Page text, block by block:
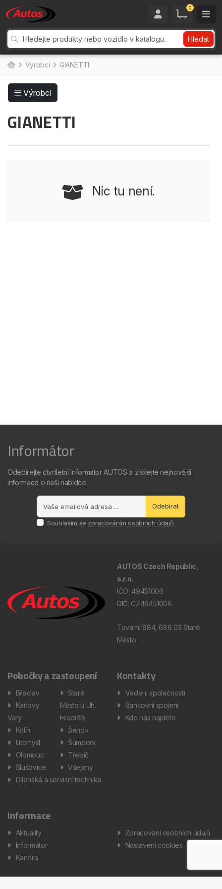
0
Hledat
Výrobci GIANETTI
Výrobci
GIANETTI
Nic tu není.
Informátor
Odebírejte čtvrtletní Informátor AUTOS a získejte nejnovější
informace o naší nabídce.
Odebírat
Souhlasím se zpracováním osobních údajů.
AUTOS Czech Republic,
s.r.o.
IČO: 49451006
DIČ: CZ49451006
Tovární 884, 686 03 Staré
Město
Pobočky a zastoupení
Břeclav
Karlovy
Vary
Kolín
Litomyšl
Olomouc
Slušovice
Staré
Město u Uh.
Hradiště
Šenov
Šumperk
Třebíč
Všejany
Dílenská a servisní technika
Kontakty
Vedení společnosti
Bankovní spojení
Kde nás najdete
Informace
Aktuality
Informátor
Kariéra
Zpracování osobních údajů
Nastavení cookies